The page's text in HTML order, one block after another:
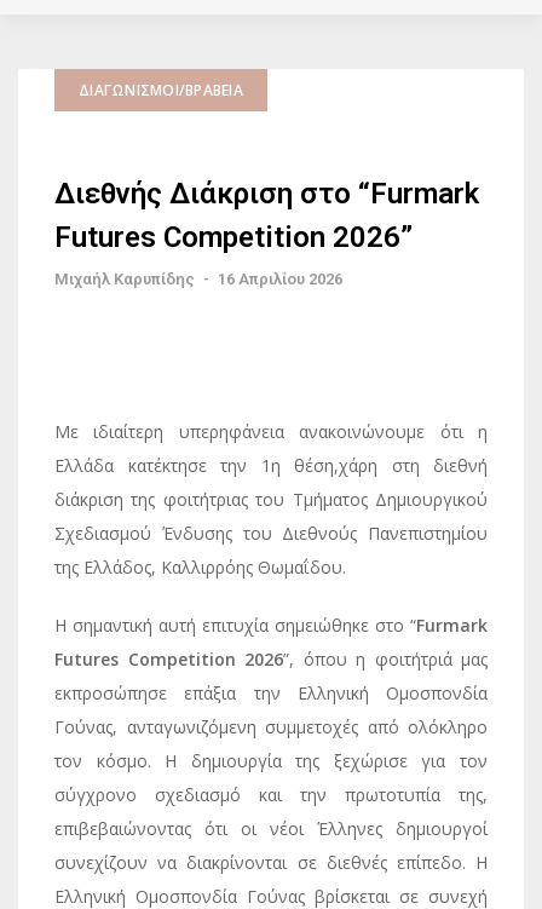
ΔΙΑΓΩΝΙΣΜΟΊ/ΒΡΑΒΕΊΑ
Διεθνής Διάκριση στο “Furmark
Futures Competition 2026”
Μιχαήλ Καρυπίδης - 16 Απριλίου 2026
Με ιδιαίτερη υπερηφάνεια ανακοινώνουμε ότι η
Ελλάδα κατέκτησε την 1η θέση,χάρη στη διεθνή
διάκριση της φοιτήτριας του Τμήματος Δημιουργικού
Σχεδιασμού Ένδυσης του Διεθνούς Πανεπιστημίου
της Ελλάδος, Καλλιρρόης Θωμαΐδου.
Η σημαντική αυτή επιτυχία σημειώθηκε στο “Furmark
Futures Competition 2026”, όπου η φοιτήτριά μας
εκπροσώπησε επάξια την Ελληνική Ομοσπονδία
Γούνας, ανταγωνιζόμενη συμμετοχές από ολόκληρο
τον κόσμο. Η δημιουργία της ξεχώρισε για τον
σύγχρονο σχεδιασμό και την πρωτοτυπία της,
επιβεβαιώνοντας ότι οι νέοι Έλληνες δημιουργοί
συνεχίζουν να διακρίνονται σε διεθνές επίπεδο. Η
Ελληνική Ομοσπονδία Γούνας βρίσκεται σε συνεχή